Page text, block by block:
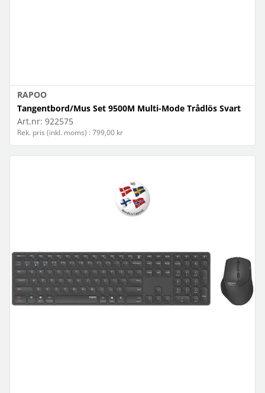
RAPOO
Tangentbord/Mus Set 9500M Multi-Mode Trådlös Svart
Art.nr: 922575
Rek. pris (inkl. moms) : 799,00 kr